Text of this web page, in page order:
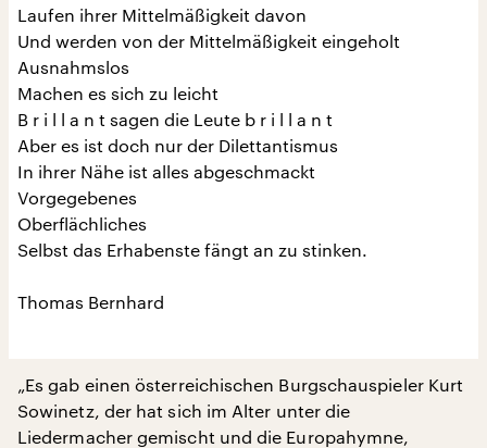
Laufen ihrer Mittelmäßigkeit davon
Und werden von der Mittelmäßigkeit eingeholt
Ausnahmslos
Machen es sich zu leicht
B r i l l a n t sagen die Leute b r i l l a n t
Aber es ist doch nur der Dilettantismus
In ihrer Nähe ist alles abgeschmackt
Vorgegebenes
Oberflächliches
Selbst das Erhabenste fängt an zu stinken.
Thomas Bernhard
„Es gab einen österreichischen Burgschauspieler Kurt
Sowinetz, der hat sich im Alter unter die
Liedermacher gemischt und die Europahymne,